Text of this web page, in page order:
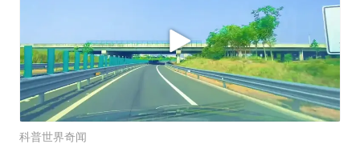
科普世界奇闻